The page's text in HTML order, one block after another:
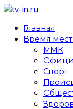
Главная
Время
ММК
Спорт